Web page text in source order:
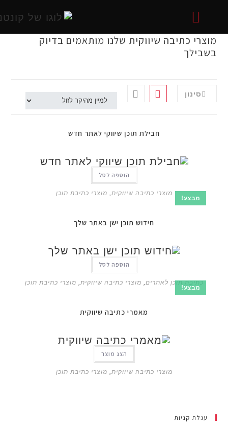
כתיבה שיווקית שלנו מותאמים בדיוק
חבילת תוכן שיווקי לאתר חדש
הוספה לסל
מוצרי כתיבה שיווקית ,מוצרי כתיבת תוכן
חידוש תוכן ישן באתר שלך
הוספה לסל
תוכן לאתרים, מוצרי כתיבה שיווקית,מוצרי כתיבת תוכן
מאמרי כתיבה שיווקית
מוצרי כתיבה שיווקית,מוצרי כתיבת תוכן
קניות